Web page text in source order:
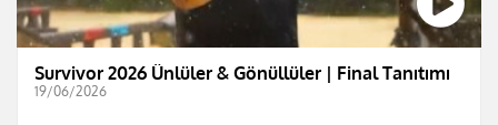
Survivor 2026 Ünlüler & Gönüllüler | Final Tanıtımı
19/06/2026